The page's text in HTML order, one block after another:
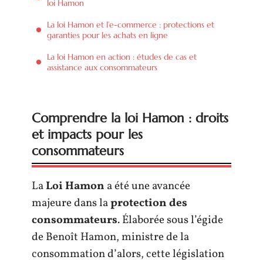
loi Hamon
La loi Hamon et l’e-commerce : protections et
garanties pour les achats en ligne
La loi Hamon en action : études de cas et
assistance aux consommateurs
Comprendre la loi Hamon : droits
et impacts pour les
consommateurs
LaLoi Hamon a été une avancée
majeure dans laprotection des
consommateurs. Élaborée sous l’égide
de Benoît Hamon, ministre de la
consommation d’alors, cette législation